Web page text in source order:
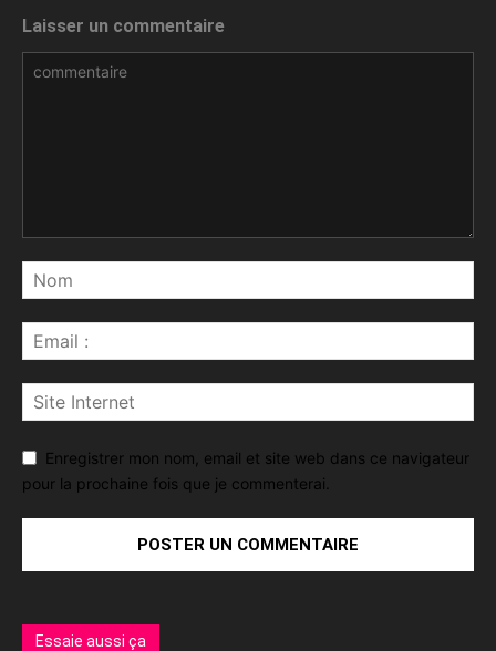
Laisser un commentaire
Enregistrer mon nom, email et site web dans ce navigateur
pour la prochaine fois que je commenterai.
Essaie aussi ça